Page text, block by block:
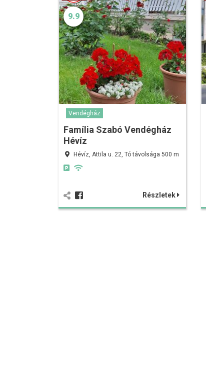
9.9
Vendégház
Família Szabó Vendégház
Hévíz
Hévíz, Attila u. 22, Tó távolsága 500 m
Részletek